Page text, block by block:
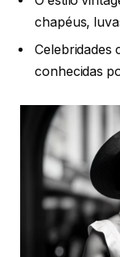
chapéus,
Celebridades
conhecidas